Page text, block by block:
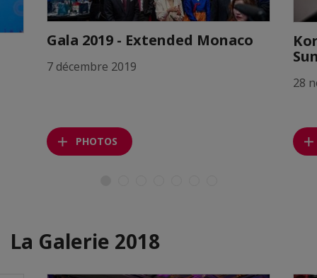
Gala 2019 - Extended Monaco
7 décembre 2019
PHOTOS
28
La Galerie 2018